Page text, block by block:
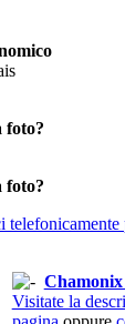
foto?
foto?
Visitate la